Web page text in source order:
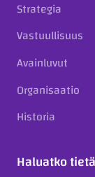
Strategia
Vastuullisuus
Avainluvut
Organisaatio
Historia
Haluatko